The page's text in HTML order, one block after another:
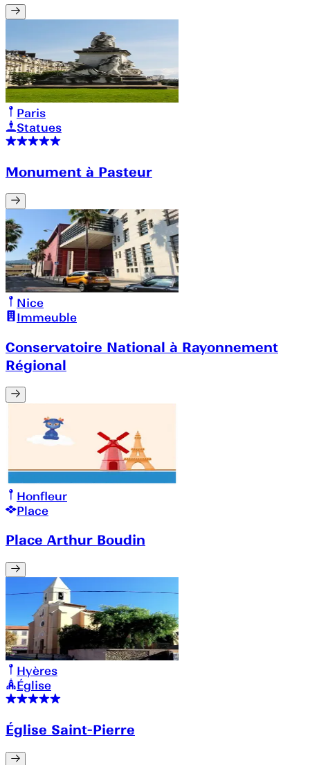
Paris
Statues
Monument à Pasteur
Nice
Immeuble
Conservatoire National à Rayonnement
Régional
Honfleur
Place
Place Arthur Boudin
Hyères
Église
Église Saint-Pierre